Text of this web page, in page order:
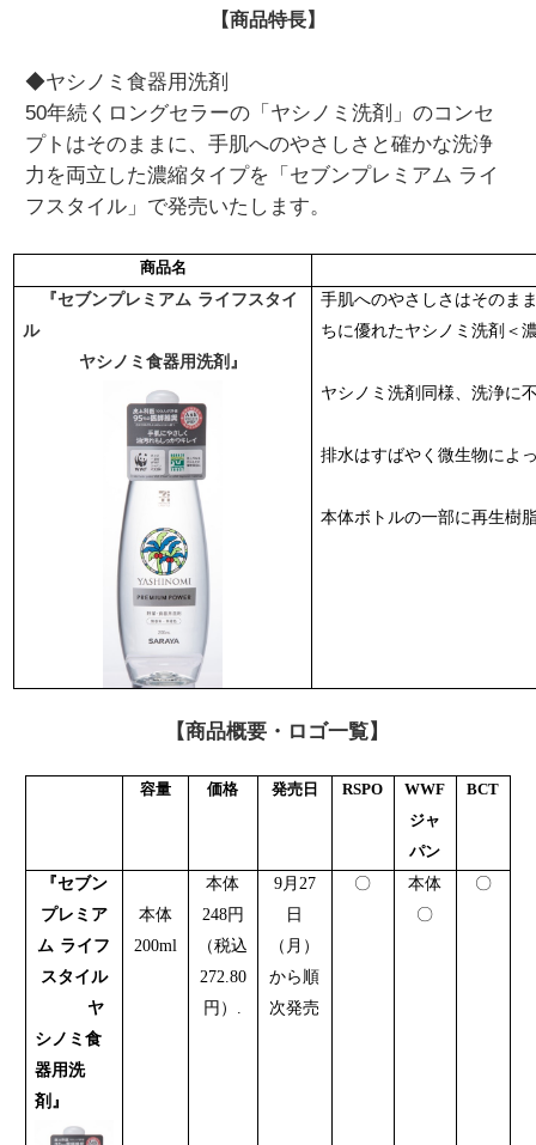
【商品特長】
◆ヤシノミ食器用洗剤
50年続くロングセラーの「ヤシノミ洗剤」のコンセ
プトはそのままに、手肌へのやさしさと確かな洗浄
力を両立した濃縮タイプを「セブンプレミアム ライ
フスタイル」で発売いたします。
商品名
『セブンプレミアム ライフスタイ
ル
ヤシノミ食器用洗剤』
手肌へのやさしさはそのま
ちに優れたヤシノミ洗剤＜
ヤシノミ洗剤同様、洗浄に
排水はすばやく微生物によ
本体ボトルの一部に再生樹
【商品概要・ロゴ一覧】
容量 価格 発売日 RSPO
WWF
ジャ
パン
BCT
『セブン
プレミア
ム ライフ
スタイル
ヤ
シノミ食
器用洗
剤』
本体
200ml
本体
248円
（税込
272.80
円）
9月 27
日
（月）
から順
次発売
〇
本体
〇
〇